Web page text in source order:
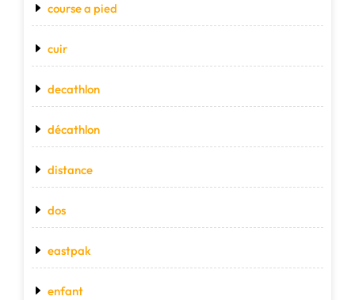
course a pied
cuir
decathlon
décathlon
distance
dos
eastpak
enfant